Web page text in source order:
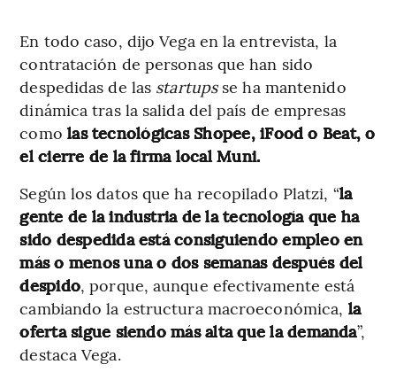
En todo caso, dijo Vega en la entrevista, la
contratación de personas que han sido
despedidas de las startups se ha mantenido
dinámica tras la salida del país de empresas
como las tecnológicas Shopee, iFood o Beat, o
el cierre de la firma local Muni.
Según los datos que ha recopilado Platzi, “la
gente de la industria de la tecnología que ha
sido despedida está consiguiendo empleo en
más o menos una o dos semanas después del
despido, porque, aunque efectivamente está
cambiando la estructura macroeconómica, la
oferta sigue siendo más alta que la demanda”,
destaca Vega.